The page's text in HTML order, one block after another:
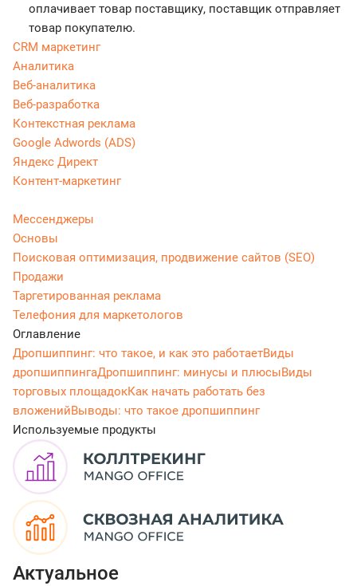
оплачивает товар поставщику, поставщик отправляет
товар покупателю.
CRM маркетинг
Аналитика
Веб-аналитика
Веб-разработка
Контекстная реклама
Google Adwords (ADS)
Яндекс Директ
Контент-маркетинг
Мессенджеры
Основы
Поисковая оптимизация, продвижение сайтов (SEO)
Продажи
Таргетированная реклама
Телефония для маркетологов
Оглавление
Дропшиппинг: что такое, и как это работаетВиды
дропшиппингаДропшиппинг: минусы и плюсыВиды
торговых площадокКак начать работать без
вложенийВыводы: что такое дропшиппинг
Используемые продукты
Актуальное